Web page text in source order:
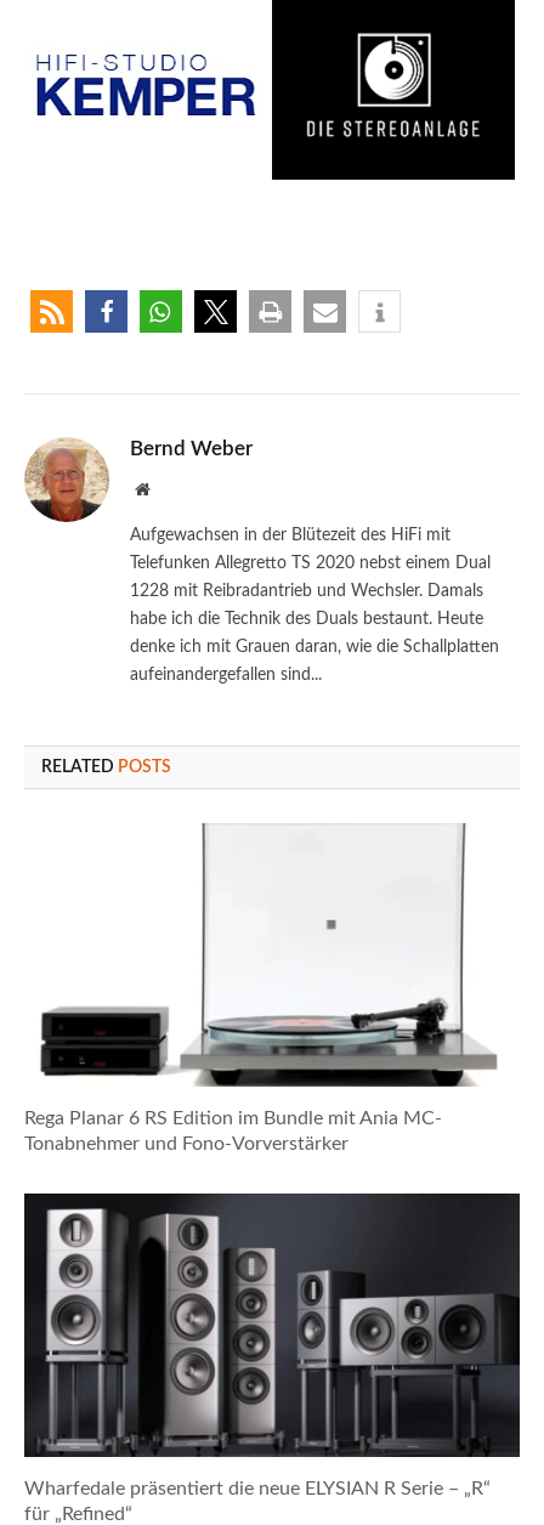
Bernd Weber
Website
Aufgewachsen in der Blütezeit des HiFi mit
Telefunken Allegretto TS 2020 nebst einem Dual
1228 mit Reibradantrieb und Wechsler. Damals
habe ich die Technik des Duals bestaunt. Heute
denke ich mit Grauen daran, wie die Schallplatten
aufeinandergefallen sind...
RELATED POSTS
Rega Planar 6 RS Edition im Bundle mit Ania MC-
Tonabnehmer und Fono-Vorverstärker
Wharfedale präsentiert die neue ELYSIAN R Serie – „R“
für „Refined“